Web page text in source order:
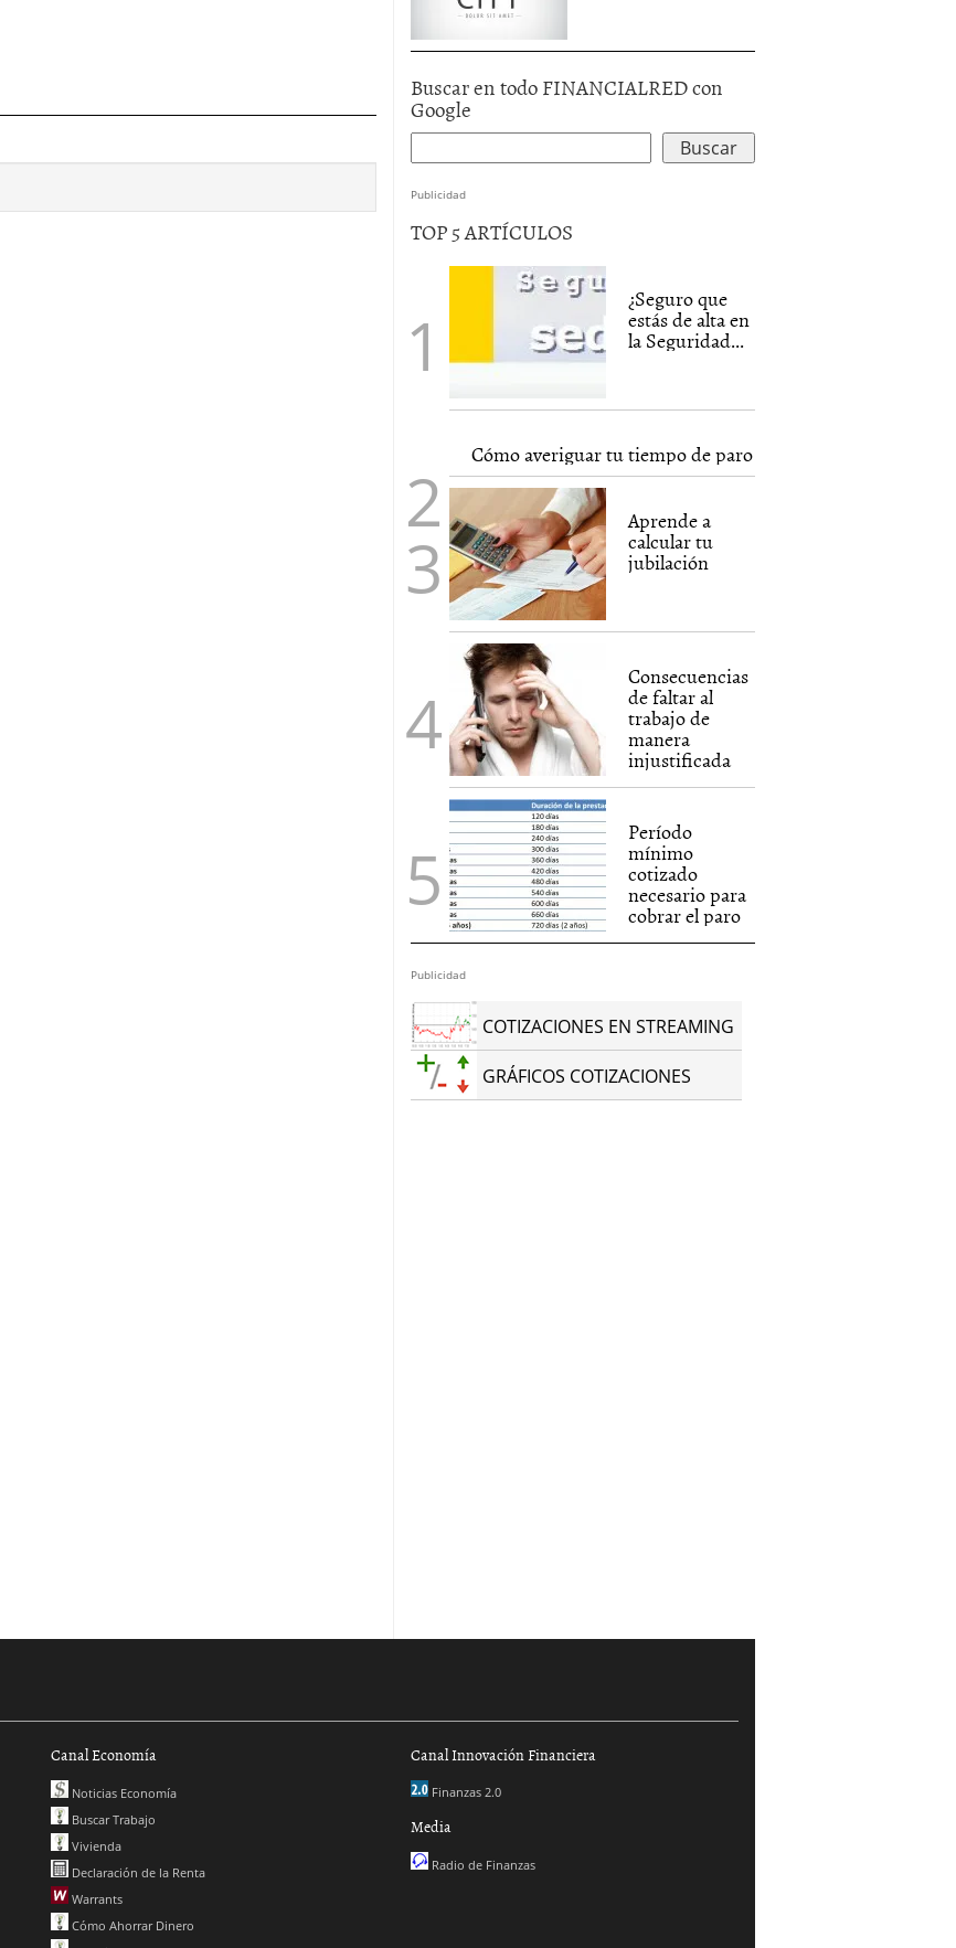
Buscar en todo FINANCIALRED con
Google
Publicidad
TOP 5 ARTÍCULOS
¿Seguro que
estás de alta en
la Seguridad...
Cómo averiguar tu tiempo de paro
Aprende a
calcular tu
jubilación
Consecuencias
de faltar al
trabajo de
manera
injustificada
Período
mínimo
cotizado
necesario para
cobrar el paro
Publicidad
COTIZACIONES EN STREAMING
GRÁFICOS COTIZACIONES
Canal Economía
Noticias Economía
Buscar Trabajo
Vivienda
Declaración de la Renta
Warrants
Cómo Ahorrar Dinero
Canal Innovación Financiera
Finanzas 2.0
Media
Radio de Finanzas